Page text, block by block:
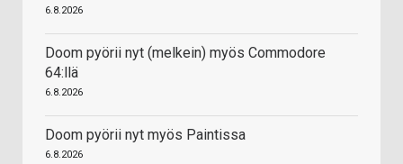
6.8.2026
Doom pyörii nyt (melkein) myös Commodore
64:llä
6.8.2026
Doom pyörii nyt myös Paintissa
6.8.2026